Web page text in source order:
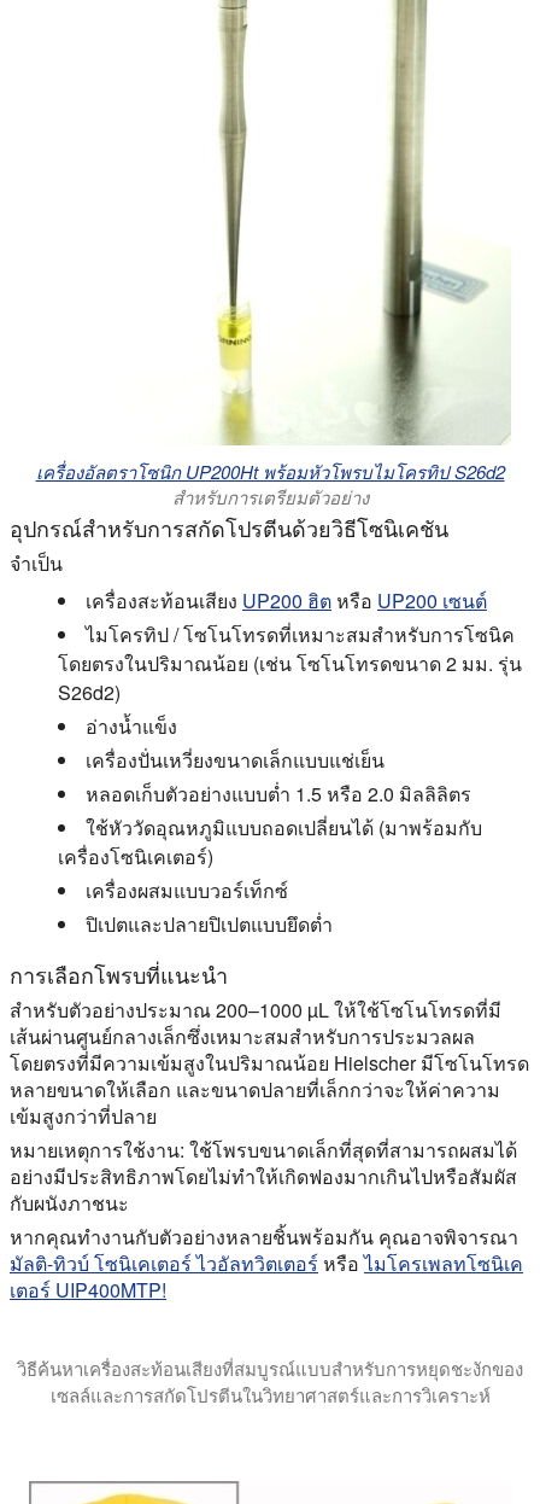
เครื่องอัลตราโซนิก UP200Ht พร้อมหัวโพรบไมโครทิป S26d2
สำหรับการเตรียมตัวอย่าง
อุปกรณ์สำหรับการสกัดโปรตีนด้วยวิธีโซนิเคชัน
จำเป็น
เครื่องสะท้อนเสียง UP200 ฮิตหรือ UP200 เซนต์
ไมโครทิป / โซโนโทรดที่เหมาะสมสำหรับการโซนิค
โดยตรงในปริมาณน้อย (เช่น โซโนโทรดขนาด 2 มม. รุ่น
S26d2)
อ่างน้ำแข็ง
เครื่องปั่นเหวี่ยงขนาดเล็กแบบแช่เย็น
หลอดเก็บตัวอย่างแบบต่ำ 1.5 หรือ 2.0 มิลลิลิตร
ใช้หัววัดอุณหภูมิแบบถอดเปลี่ยนได้ (มาพร้อมกับ
เครื่องโซนิเคเตอร์)
เครื่องผสมแบบวอร์เท็กซ์
ปิเปตและปลายปิเปตแบบยึดต่ำ
การเลือกโพรบที่แนะนำ
สำหรับตัวอย่างประมาณ 200–1000 µL ให้ใช้โซโนโทรดที่มี
เส้นผ่านศูนย์กลางเล็กซึ่งเหมาะสมสำหรับการประมวลผล
โดยตรงที่มีความเข้มสูงในปริมาณน้อย Hielscher มีโซโนโทรด
หลายขนาดให้เลือก และขนาดปลายที่เล็กกว่าจะให้ค่าความ
เข้มสูงกว่าที่ปลาย
หมายเหตุการใช้งาน: ใช้โพรบขนาดเล็กที่สุดที่สามารถผสมได้
อย่างมีประสิทธิภาพโดยไม่ทำให้เกิดฟองมากเกินไปหรือสัมผัส
กับผนังภาชนะ
หากคุณทำงานกับตัวอย่างหลายชิ้นพร้อมกัน คุณอาจพิจารณา
มัลติ-ทิวบ์ โซนิเคเตอร์ ไวอัลทวิตเตอร์หรือไมโครเพลทโซนิเค
เตอร์ UIP400MTP!
วิธีค้นหาเครื่องสะท้อนเสียงที่สมบูรณ์แบบสําหรับการหยุดชะงักของ
เซลล์และการสกัดโปรตีนในวิทยาศาสตร์และการวิเคราะห์